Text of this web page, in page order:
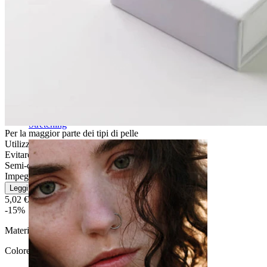
Stretching
Per la maggior parte dei tipi di pelle
Utilizzo moderato
Evitare l''acqua
Semi-durevole
Impegnativo
Leggi di più
5,02 €5,90 €
-15%
Materiale:
Acciaio chirurgico / Ottone
Colore: Grigio argento